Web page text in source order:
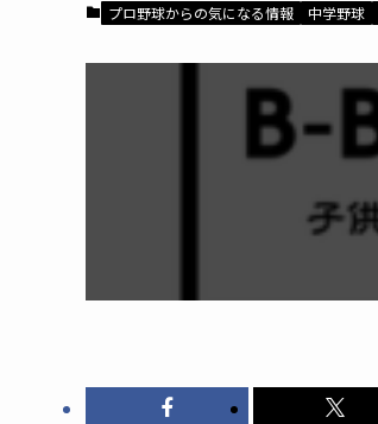
プロ野球からの気になる情報 中学野球